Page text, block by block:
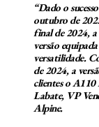
“Dado o
outubro de
final de 2024,
versão
versatilidade.
de 2024, a
clientes o A110
Labate, VP
Alpine.